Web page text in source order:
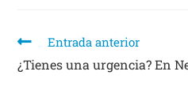
Entrada anterior
¿Tienes una urgencia? En